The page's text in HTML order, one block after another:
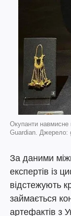
Окупанти навмисне
Guardian. Джерело:
За даними
експертів із
відстежують
займається
артефактів з